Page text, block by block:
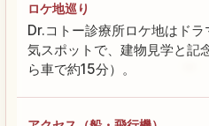
ロケ地巡り
Dr.コトー診療所ロケ地はド
気スポットで、建物見学と記
ら車で約15分）。